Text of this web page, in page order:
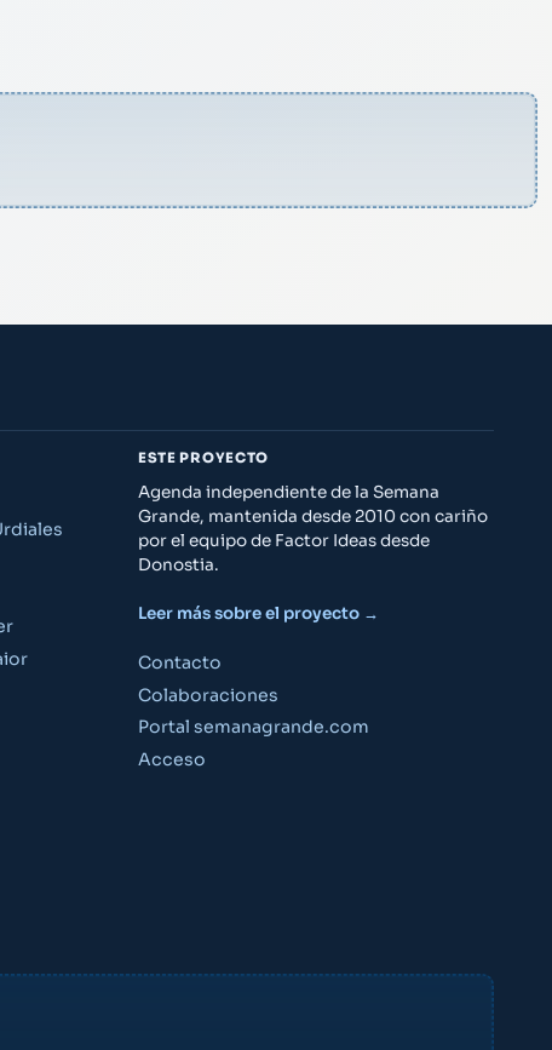
ESTE PROYECTO
Agenda independiente de la Semana
Grande, mantenida desde 2010 con cariño
por el equipo de Factor Ideas desde
Donostia.
Leer más sobre el proyecto →
Contacto
Colaboraciones
Portal semanagrande.com
Acceso